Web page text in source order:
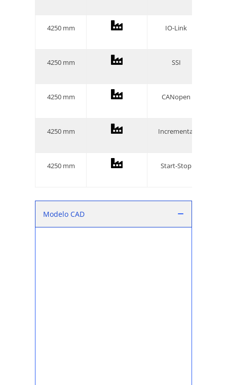
4250 mm IO-Link
4250 mm SSI
4250 mm CANopen
4250 mm Incremental
4250 mm Start-Stop
Modelo CAD